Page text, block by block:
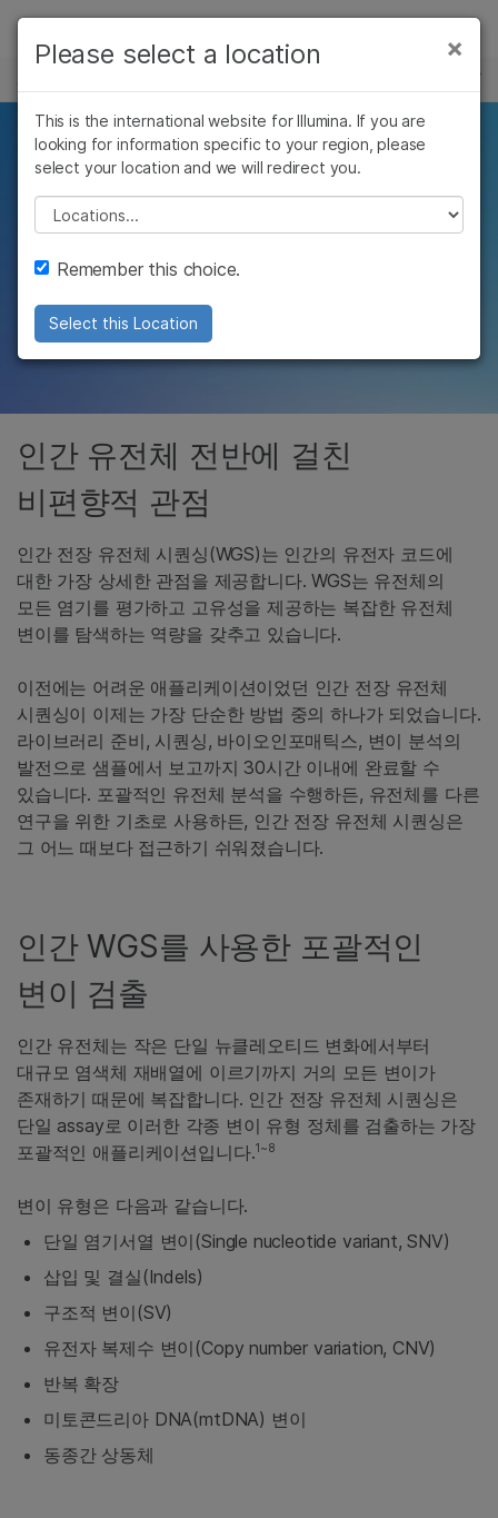
Skip to content
학습
회사
추천 링크
인간 유전체에 대한
편향이 없는 정확한
커버리지
인간의 형질과 질병을 암호화하는 유전 변이에
대한 가장 상세한 관점
인간 유전체 전반에 걸친
비편향적 관점
인간 전장 유전체 시퀀싱(WGS)는 인간의 유전자 코드에
대한 가장 상세한 관점을 제공합니다. WGS는 유전체의
모든 염기를 평가하고 고유성을 제공하는 복잡한 유전체
변이를 탐색하는 역량을 갖추고 있습니다.
이전에는 어려운 애플리케이션이었던 인간 전장 유전체
시퀀싱이 이제는 가장 단순한 방법 중의 하나가 되었습니다.
라이브러리 준비, 시퀀싱, 바이오인포매틱스, 변이 분석의
발전으로 샘플에서 보고까지 30시간 이내에 완료할 수
있습니다. 포괄적인 유전체 분석을 수행하든, 유전체를 다른
연구을 위한 기초로 사용하든, 인간 전장 유전체 시퀀싱은
그 어느 때보다 접근하기 쉬워졌습니다.
인간 WGS를 사용한 포괄적인
변이 검출
인간 유전체는 작은 단일 뉴클레오티드 변화에서부터
대규모 염색체 재배열에 이르기까지 거의 모든 변이가
존재하기 때문에 복잡합니다. 인간 전장 유전체 시퀀싱은
단일 assay로 이러한 각종 변이 유형 정체를 검출하는 가장
포괄적인 애플리케이션입니다.1~8
변이 유형은 다음과 같습니다.
단일 염기서열 변이(Single nucleotide variant, SNV)
삽입 및 결실(Indels)
구조적 변이(SV)
유전자 복제수 변이(Copy number variation, CNV)
반복 확장
미토콘드리아 DNA(mtDNA) 변이
동종간 상동체
×
Please select a location
This is the international website for Illumina. If you are
looking for information specific to your region, please
select your location and we will redirect you.
Please select a location
Remember this choice.
Select this Location
있습니다. 주요 관심 분야를 선택해 주세요:
×
암 연구
미생물학 연구
농업유전체학 연구
복합 질환 연구
임상 종양학 연구
생식 보건 연구
유전 및 희귀 질환